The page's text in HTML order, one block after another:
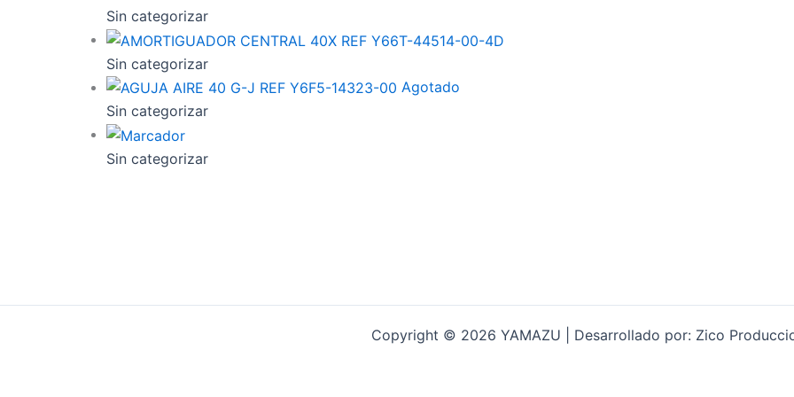
Sin categorizar
Sin categorizar
Agotado
Sin categorizar
Sin categorizar
Copyright © 2026 YAMAZU | Desarrollado por: Zico